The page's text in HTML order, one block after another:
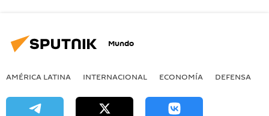
Mundo
AMÉRICA LATINA INTERNACIONAL ECONOMÍA DEFENSA